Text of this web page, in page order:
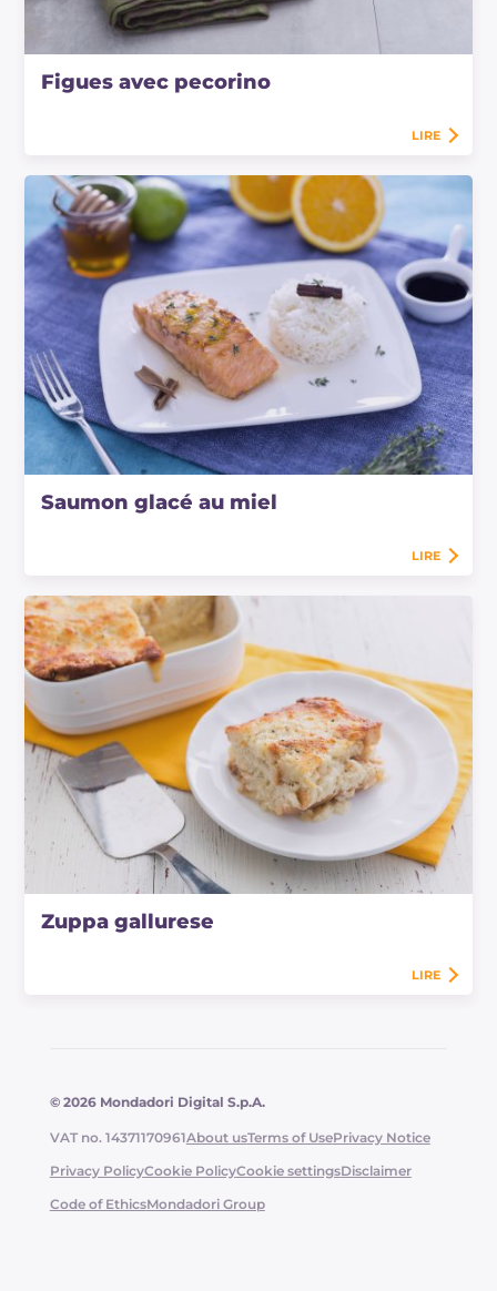
Figues avec pecorino
LIRE
Saumon glacé au miel
LIRE
Zuppa gallurese
LIRE
© 2026 Mondadori Digital S.p.A.
VAT no. 14371170961About usTerms of UsePrivacy Notice
Privacy PolicyCookie PolicyCookie settingsDisclaimer
Code of EthicsMondadori Group